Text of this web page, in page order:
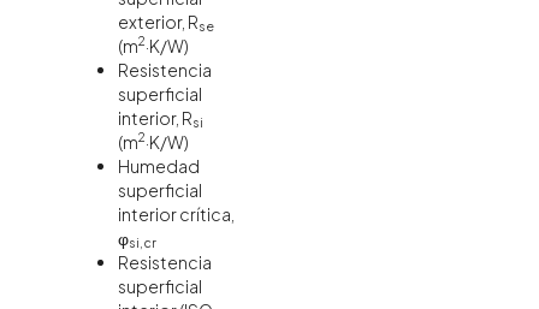
exterior, Rse
(m2·K/W)
Resistencia
superficial
interior, Rsi
(m2·K/W)
Humedad
superficial
interior crítica,
φsi,cr
Resistencia
superficial